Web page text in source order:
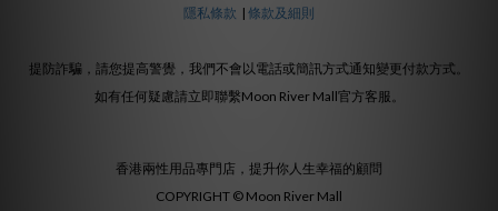
隱私條款 | 條款及細則
提防詐騙，請您提高警覺，我們不會以電話或簡訊方式通知變更付款方式。
如有任何疑慮請立即聯繫Moon River Mall官方客服。
香港兩性用品專門店，提升你人生幸福的顧問
COPYRIGHT © Moon River Mall